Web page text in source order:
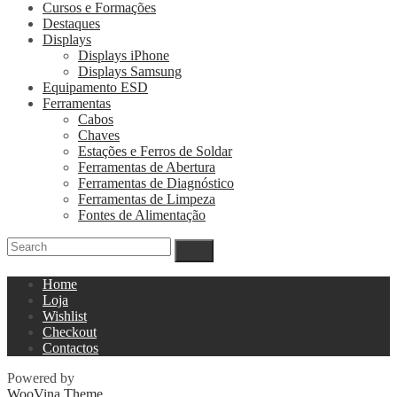
Cursos e Formações
Destaques
Displays
Displays iPhone
Displays Samsung
Equipamento ESD
Ferramentas
Cabos
Chaves
Estações e Ferros de Soldar
Ferramentas de Abertura
Ferramentas de Diagnóstico
Ferramentas de Limpeza
Fontes de Alimentação
Home
Loja
Wishlist
Checkout
Contactos
Powered by